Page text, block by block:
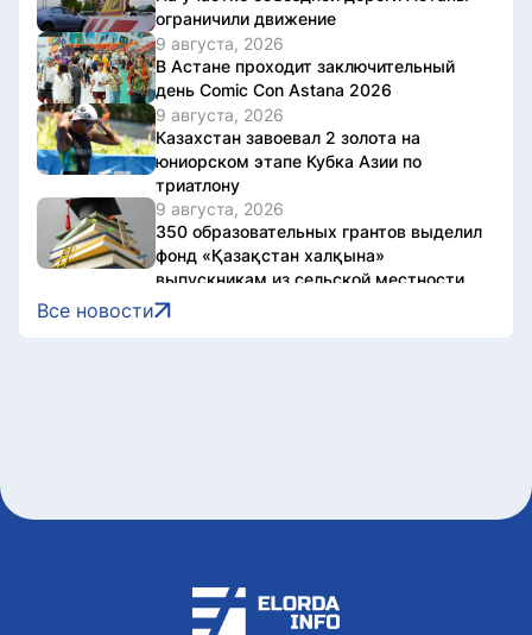
ограничили движение
9 августа, 2026
В Астане проходит заключительный
день Comic Con Astana 2026
9 августа, 2026
Казахстан завоевал 2 золота на
юниорском этапе Кубка Азии по
триатлону
9 августа, 2026
350 образовательных грантов выделил
фонд «Қазақстан халқына»
выпускникам из сельской местности
9 августа, 2026
«Строители – это люди, которые
Все выпускники школы «Зерде» в
Астане получили образовательные
Все новости